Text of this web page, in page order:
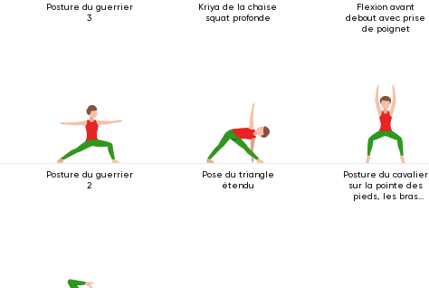
Posture du guerrier
3
Kriya de la chaise
squat profonde
Flexion avant
debout avec prise
de poignet
Posture du guerrier
2
Pose du triangle
étendu
Posture du cavalier
sur la pointe des
pieds, les bras